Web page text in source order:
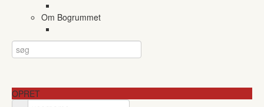
Om Bogrummet
OPRET